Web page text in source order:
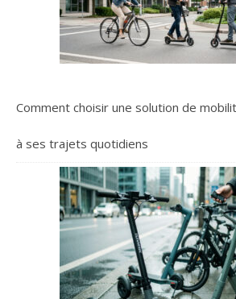
Comment choisir une solution de
à ses trajets quotidiens